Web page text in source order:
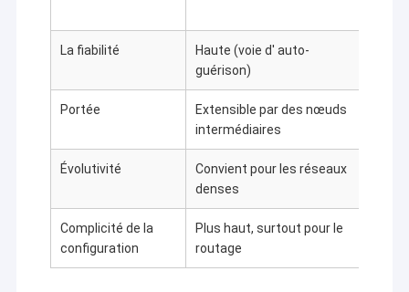
La fiabilité
Haute (voie d' auto-
guérison)
Portée
Extensible par des nœuds
intermédiaires
Évolutivité
Convient pour les réseaux
denses
Complicité de la
configuration
Plus haut, surtout pour le
routage